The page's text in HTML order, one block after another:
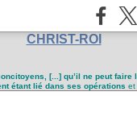
CHRIST-ROI
[...] qu’il ne peut
étant lié dans ses opérations et